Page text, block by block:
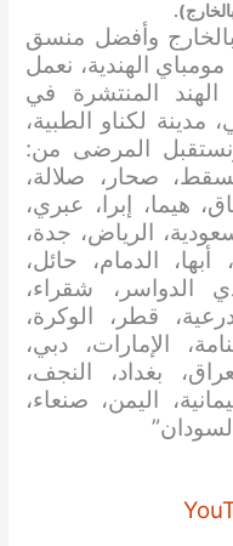
وأفضل منسق
الهندية، نعمل
المنتشرة في
مدينة لكناو الطبية،
المرضى من:
صحار، صلالة،
هيما، إبرا، عبري،
الرياض، جدة،
الدمام، حائل،
الدواسر، شقراء،
قطر، الوكرة،
الإمارات، دبي،
بغداد، النجف،
اليمن، صنعاء،